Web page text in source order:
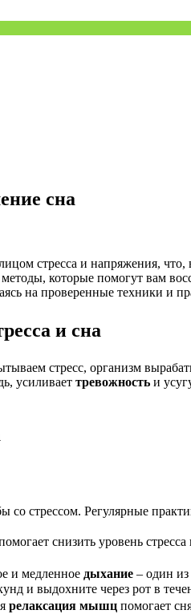
сна
стресса и напряжения, что,
которые помогут вам
на проверенные техники и
и сна
стресс, организм
усиливает тревожность и
со стрессом. Регулярные
снизить уровень
и медленное дыхание – один
и выдохните через рот в
релаксация мышц помогает